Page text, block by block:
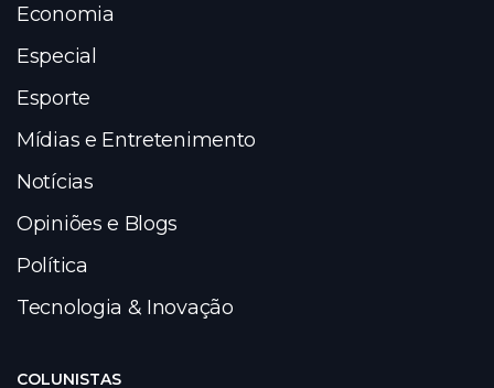
Economia
Especial
Esporte
Mídias e Entretenimento
Notícias
Opiniões e Blogs
Política
Tecnologia & Inovação
COLUNISTAS